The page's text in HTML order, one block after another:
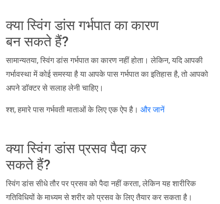
क्या स्विंग डांस गर्भपात का कारण
बन सकते हैं?
सामान्यतया, स्विंग डांस गर्भपात का कारण नहीं होता। लेकिन, यदि आपकी
गर्भावस्था में कोई समस्या है या आपके पास गर्भपात का इतिहास है, तो आपको
अपने डॉक्टर से सलाह लेनी चाहिए।
श्श, हमारे पास गर्भवती माताओं के लिए एक ऐप है। और जानें
क्या स्विंग डांस प्रसव पैदा कर
सकते हैं?
स्विंग डांस सीधे तौर पर प्रसव को पैदा नहीं करता, लेकिन यह शारीरिक
गतिविधियों के माध्यम से शरीर को प्रसव के लिए तैयार कर सकता है।